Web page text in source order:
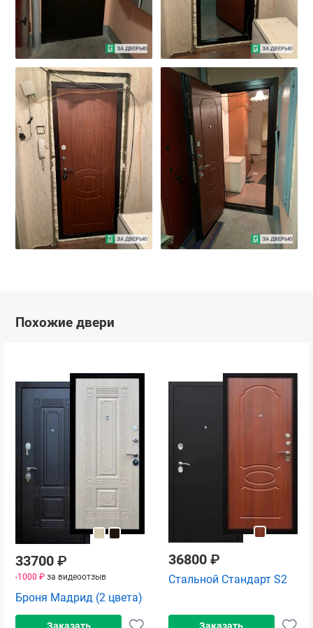
Похожие двери
33700 ₽
-1000 ₽ за видеоотзыв
Броня Мадрид (2 цвета)
36800 ₽
Стальной Стандарт S2